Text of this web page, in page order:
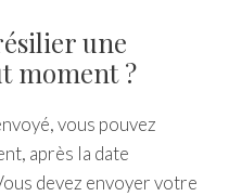
une
moment ?
vous pouvez
après la date
devez envoyer votre